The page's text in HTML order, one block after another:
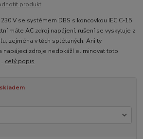
produkt
V se systémem DBS s koncovkou IEC C-15
máte AC zdroj napájení, rušení se vyskytuje z
zejména v těch splétaných. Ani ty
napájecí zdroje nedokáží eliminovat toto
celý popis